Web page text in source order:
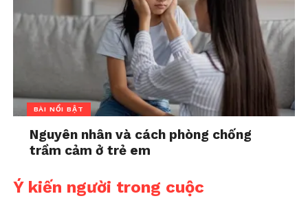
BÀI NỔI BẬT
Nguyên nhân và cách phòng chống
trầm cảm ở trẻ em
Ý kiến người trong cuộc